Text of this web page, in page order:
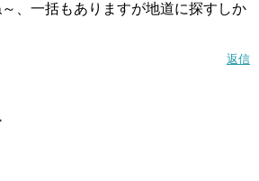
、一括もありますが地道に探すしか
返信